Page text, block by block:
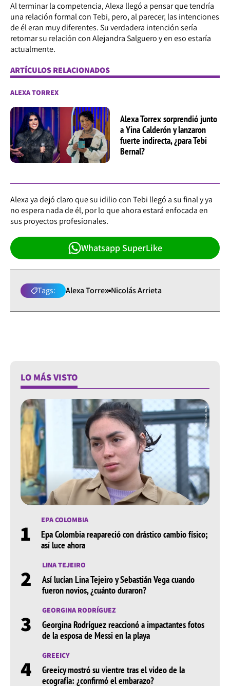
Al terminar la competencia, Alexa llegó a pensar que tendría
una relación formal con Tebi, pero, al parecer, las intenciones
de él eran muy diferentes. Su verdadera intención sería
retomar su relación con Alejandra Salguero y en eso estaría
actualmente.
ARTÍCULOS RELACIONADOS
ALEXA TORREX
Alexa Torrex sorprendió junto
a Yina Calderón y lanzaron
fuerte indirecta, ¿para Tebi
Bernal?
Alexa ya dejó claro que su idilio con Tebi llegó a su final y ya
no espera nada de él, por lo que ahora estará enfocada en
sus proyectos profesionales.
Whatsapp SuperLike
Tags: Alexa Torrex Nicolás Arrieta
LO MÁS VISTO
1 EPA COLOMBIA
Epa Colombia reapareció con drástico cambio físico;
así luce ahora
2 LINA TEJEIRO
Así lucían Lina Tejeiro y Sebastián Vega cuando
fueron novios, ¿cuánto duraron?
3 GEORGINA RODRÍGUEZ
Georgina Rodríguez reaccionó a impactantes fotos
de la esposa de Messi en la playa
4 GREEICY
Greeicy mostró su vientre tras el video de la
ecografía: ¿confirmó el embarazo?